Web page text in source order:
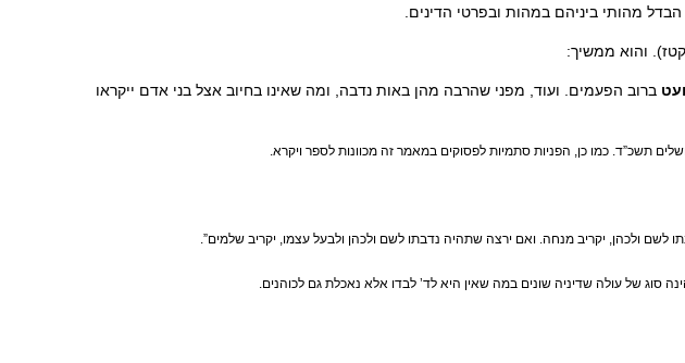
מהותי ביניהם במהות ובפרטי הדינים.
והוא ממשיך:
ברוב הפעמים. ועוד, מפני שהרבה מהן באות נדבה, ומה שאינו בחיוב אצל בני אדם ייקראו
תשכ”ד. כמו כן, הפניות סתמיות לפסוקים במאמר זה מכוונות לספר ויקרא.
ולכהן, יקריב מנחה. ואם ירצה שתהיה נדבתו לשם ולכהן ולבעל עצמו, יקריב שלמים”.
של עולה שדיניה שונים במה שאין היא לד’ לבדו אלא נאכלת גם לכוהנים.